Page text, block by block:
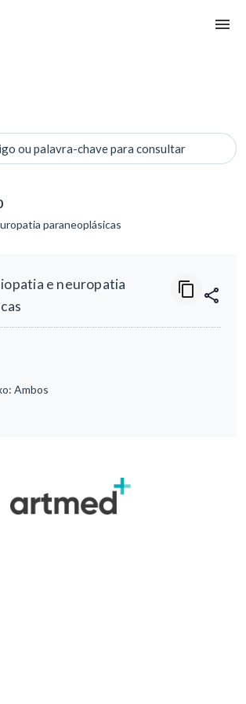
ou palavra-chave para consultar
paraneoplásicas
e neuropatia
Ambos